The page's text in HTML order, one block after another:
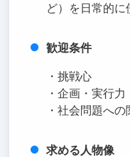
ど）を日常的に
歓迎条件
・挑戦心
・企画・実行力
・社会問題への
求める人物像